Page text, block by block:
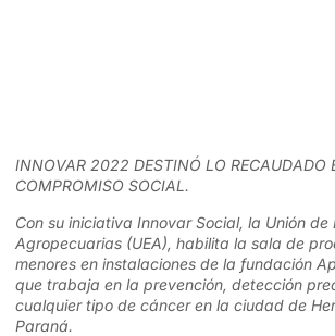
INNOVAR 2022 DESTINÓ LO RECAUDADO
COMPROMISO SOCIAL.
Con su iniciativa Innovar Social, la Unión de
Agropecuarias (UEA), habilita la sala de
menores en instalaciones de la fundación
que trabaja en la prevención, detección
cualquier tipo de cáncer en la ciudad de
Paraná.